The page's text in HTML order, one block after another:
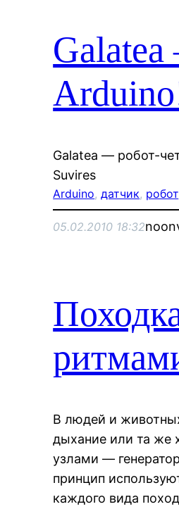
Galatea — робот-
Suvires
Arduino, датчик, робот
05.02.2010 18:32
В людей и
дыхание или та же
узлами —
принцип
каждого вида